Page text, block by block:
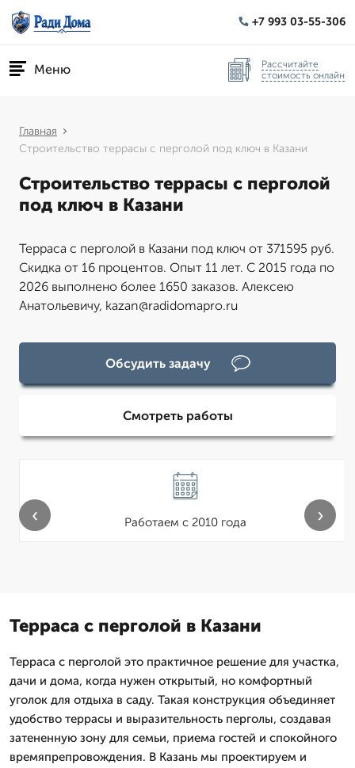
+7 993 03-55-306
Меню
Рассчитайте
стоимость онлайн
Главная
Строительство террасы с перголой под ключ в Казани
Строительство террасы с перголой
под ключ в Казани
Терраса с перголой в Казани под ключ от 371595 руб.
Скидка от 16 процентов. Опыт 11 лет. С 2015 года по
2026 выполнено более 1650 заказов. Алексею
Анатольевичу, kazan@radidomapro.ru
Обсудить задачу
Смотреть работы
Работаем с 2010 года
‹ ›
Терраса с перголой в Казани
Терраса с перголой это практичное решение для участка,
дачи и дома, когда нужен открытый, но комфортный
уголок для отдыха в саду. Такая конструкция объединяет
удобство террасы и выразительность перголы, создавая
затененную зону для семьи, приема гостей и спокойного
времяпрепровождения. В Казань мы проектируем и